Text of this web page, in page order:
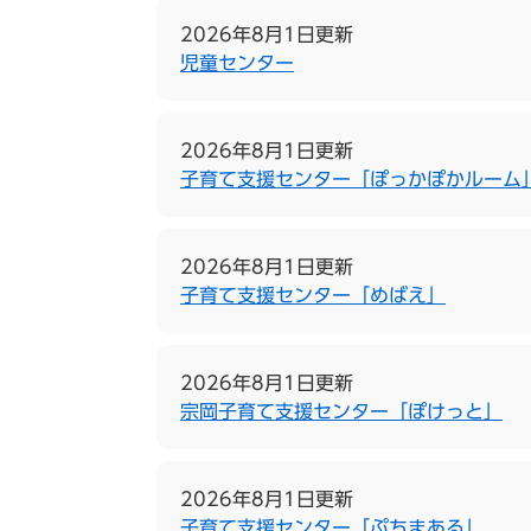
2026年8月1日更新
児童センター
2026年8月1日更新
子育て支援センター「ぽっかぽかルーム
2026年8月1日更新
子育て支援センター「めばえ」
2026年8月1日更新
宗岡子育て支援センター「ぽけっと」
2026年8月1日更新